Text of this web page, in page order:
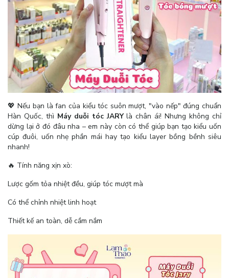
💖 Nếu bạn là fan của kiểu tóc suôn mượt, "vào nếp" đúng chuẩn
Hàn Quốc, thì Máy duỗi tóc JARYlà chân ái! Nhưng không chỉ
dừng lại ở đó đâu nha – em này còn có thể giúp bạn tạo kiểu uốn
cúp đuôi, uốn nhẹ phần mái hay tạo kiểu layer bồng bềnh siêu
nhanh!
🔥 Tính năng xịn xò:
Lược gốm tỏa nhiệt đều, giúp tóc mượt mà
Có thể chỉnh nhiệt linh hoạt
Thiết kế an toàn, dễ cầm nắm